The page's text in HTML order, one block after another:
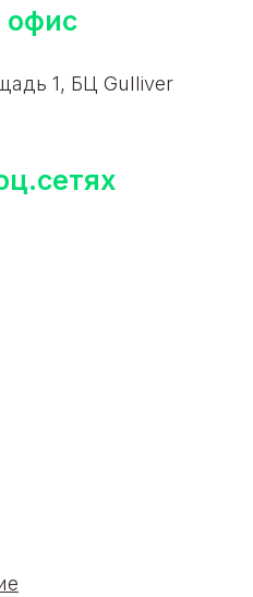
1, БЦ Gulliver